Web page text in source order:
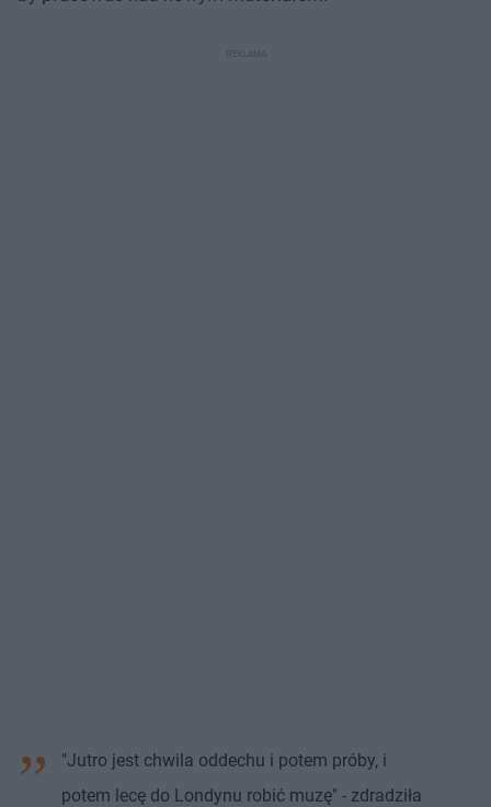
"Jutro jest chwila oddechu i potem próby, i
potem lecę do Londynu robić muzę" - zdradziła